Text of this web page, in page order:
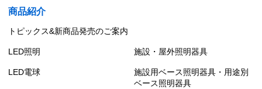
商品紹介
トピックス&新商品発売のご案内
LED照明 施設・屋外照明器具
LED電球
施設用ベース照明器具・用途別
ベース照明器具